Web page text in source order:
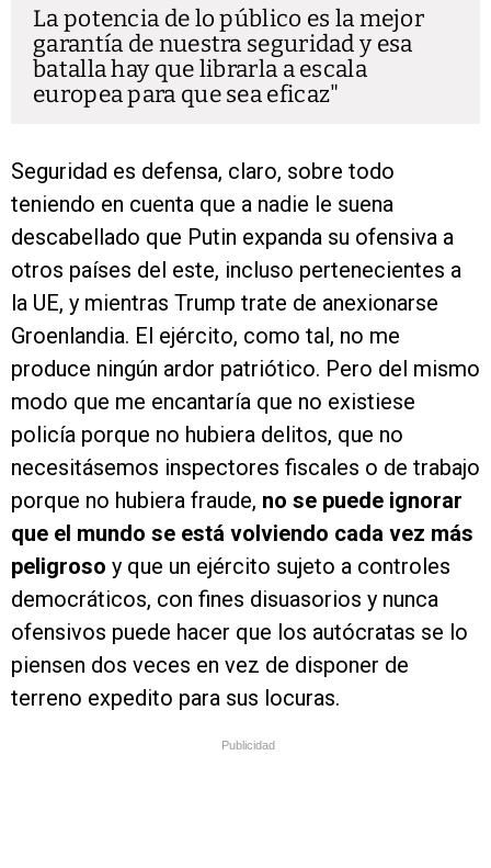
La potencia de lo público es la mejor
garantía de nuestra seguridad y esa
batalla hay que librarla a escala
europea para que sea eficaz
Seguridad es defensa, claro, sobre todo
teniendo en cuenta que a nadie le suena
descabellado que Putin expanda su ofensiva a
otros países del este, incluso pertenecientes a
la UE, y mientras Trump trate de anexionarse
Groenlandia. El ejército, como tal, no me
produce ningún ardor patriótico. Pero del mismo
modo que me encantaría que no existiese
policía porque no hubiera delitos, que no
necesitásemos inspectores fiscales o de trabajo
porque no hubiera fraude, no se puede ignorar
que el mundo se está volviendo cada vez más
peligroso y que un ejército sujeto a controles
democráticos, con fines disuasorios y nunca
ofensivos puede hacer que los autócratas se lo
piensen dos veces en vez de disponer de
terreno expedito para sus locuras.
Publicidad